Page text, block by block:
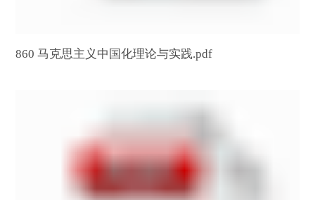
860 马克思主义中国化理论与实践.pdf